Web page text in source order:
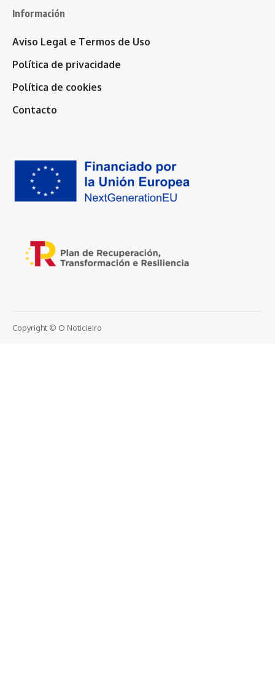
Información
Aviso Legal e Termos de Uso
Política de privacidade
Política de cookies
Contacto
Copyright © O Noticieiro